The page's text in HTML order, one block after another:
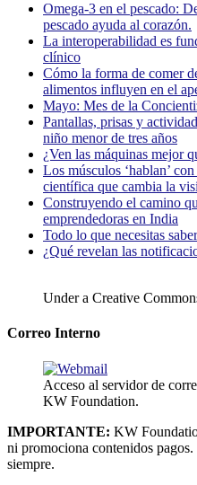
Omega-3 en el pescado:
pescado ayuda al corazón.
La interoperabilidad es
clínico
Cómo la forma de comer
alimentos influyen en el
Mayo: Mes de la
Pantallas, prisas y
niño menor de tres años
¿Ven las máquinas mejor
Los músculos ‘hablan’
científica que cambia la
Construyendo el camino
emprendedoras en India
Todo lo que necesitas
¿Qué revelan las
Under a Creative
Correo Interno
Acceso al servidor de
KW Foundation.
IMPORTANTE: KW
ni promociona contenidos
siempre.